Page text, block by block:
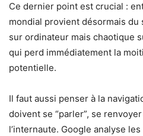
Ce dernier point est crucial :
mondial provient désormais
sur ordinateur mais chaotique
qui perd immédiatement la
potentielle.
Il faut aussi penser à la
doivent se “parler”, se
l’internaute. Google analyse